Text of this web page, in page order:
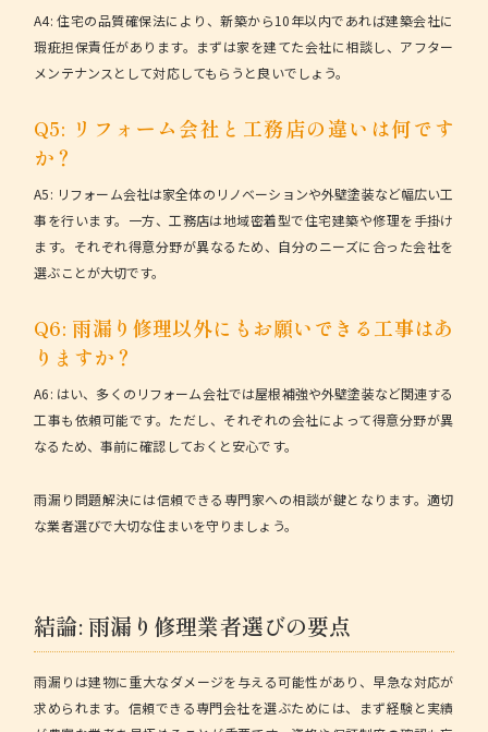
A4: 住宅の品質確保法により、新築から10年以内であれば建築会社に
瑕疵担保責任があります。まずは家を建てた会社に相談し、アフター
メンテナンスとして対応してもらうと良いでしょう。
Q5: リフォーム会社と工務店の違いは何です
か？
A5: リフォーム会社は家全体のリノベーションや外壁塗装など幅広い工
事を行います。一方、工務店は地域密着型で住宅建築や修理を手掛け
ます。それぞれ得意分野が異なるため、自分のニーズに合った会社を
選ぶことが大切です。
Q6: 雨漏り修理以外にもお願いできる工事はあ
りますか？
A6: はい、多くのリフォーム会社では屋根補強や外壁塗装など関連する
工事も依頼可能です。ただし、それぞれの会社によって得意分野が異
なるため、事前に確認しておくと安心です。
雨漏り問題解決には信頼できる専門家への相談が鍵となります。適切
な業者選びで大切な住まいを守りましょう。
結論: 雨漏り修理業者選びの要点
雨漏りは建物に重大なダメージを与える可能性があり、早急な対応が
求められます。信頼できる専門会社を選ぶためには、まず経験と実績